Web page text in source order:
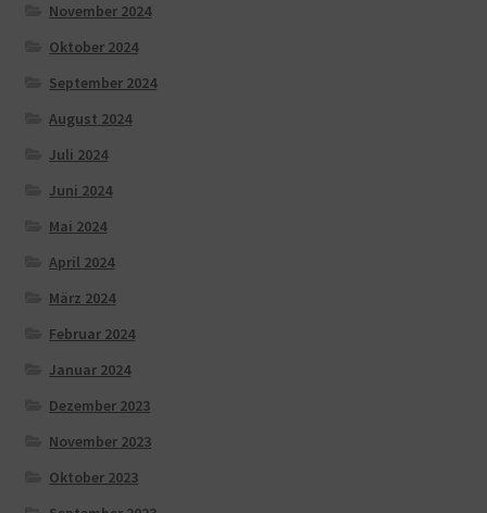
November 2024
Oktober 2024
September 2024
August 2024
Juli 2024
Juni 2024
Mai 2024
April 2024
März 2024
Februar 2024
Januar 2024
Dezember 2023
November 2023
Oktober 2023